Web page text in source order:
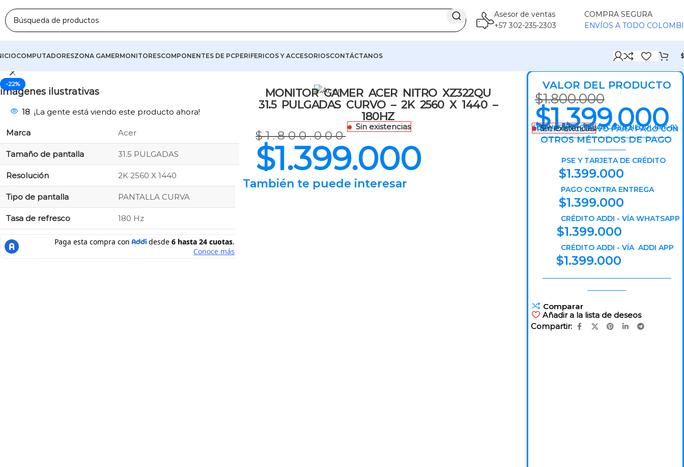
Asesor de ventas
+57 302-235-2303
COMPRA SEGURA
ENVÍOS A TODO
COMPUTADORESZONA GAMERMONITORESCOMPONENTES DE PCPERIFERICOS Y ACCESORIOSCONTÁCTANOS $
★ 🚚 ENVÍO RÁPIDO📦 ★ 🔥 ¡PROMOCIÓN IMPERDIBLE! 🔥 ★ 💸 COMPRA A CRÉDITO 💰 ★ 🚚 ENVÍO RÁPIDO📦 ★ 🔥 ¡PROMOCIÓN
-22%
imágenes ilustrativas
18 ¡La gente está viendo este producto ahora!
Marca Acer
Tamaño de pantalla 31.5 PULGADAS
Resolución 2K 2560 X 1440
Tipo de pantalla PANTALLA CURVA
Tasa de refresco 180 Hz
MONITOR GAMER ACER NITRO XZ322QU
31.5 PULGADAS CURVO – 2K 2560 X 1440 –
180HZ
Sin existencias
$1.800.000
$1.399.000
También te puede interesar
VALOR DEL PRODUCTO
$1.800.000
$1.399.000
PRECIO EXCLUSIVO PARA PAGO CON
(TRANSFERENCIA BANCARIA, NEQUI, BRE-B)
Sin existencias
OTROS MÉTODOS DE PAGO
----------------------------------------------------------------------------------------------------------------------------------------------------------------------------------------------------------------------------------------------------------
-----------------------------------------------------------------------
$1.399.000
PSE Y TARJETA DE CRÉDITO
$1.399.000
PAGO CONTRA ENTREGA
$1.399.000
CRÉDITO ADDI - VÍA WHATSAPP
$1.399.000
CRÉDITO ADDI - VÍA ADDI APP
----------------------------------------------------------------------------------------------------------------------------------------------------------------------------------------------------------------------------------------------------------
--------------------------------------------------------------------------
Comparar
Añadir a la lista de deseos
Compartir: